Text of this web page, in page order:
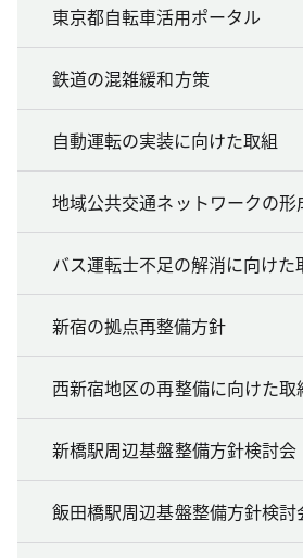
東京都自転車活用ポータル
鉄道の混雑緩和方策
自動運転の実装に向けた取組
地域公共交通ネットワークの形
バス運転士不足の解消に向けた
新宿の拠点再整備方針
西新宿地区の再整備に向けた取
新橋駅周辺基盤整備方針検討会
飯田橋駅周辺基盤整備方針検討